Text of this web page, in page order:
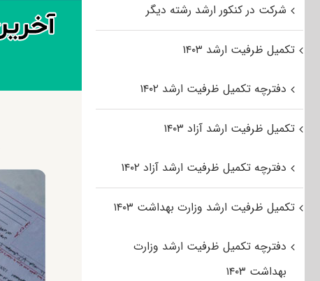
شرکت در کنکور ارشد رشته دیگر
تکمیل ظرفیت ارشد ۱۴۰۳
دفترچه تکمیل ظرفیت ارشد ۱۴۰۲
تکمیل ظرفیت ارشد آزاد ۱۴۰۳
دفترچه تکمیل ظرفیت ارشد آزاد ۱۴۰۲
تکمیل ظرفیت ارشد وزارت بهداشت ۱۴۰۳
دفترچه تکمیل ظرفیت ارشد وزارت
بهداشت ۱۴۰۳